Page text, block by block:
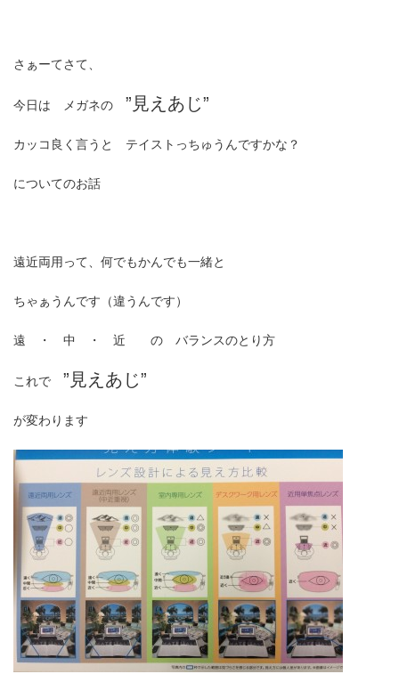
さぁーてさて、
今日は メガネの ”見えあじ”
カッコ良く言うと テイストっちゅうんですかな？
についてのお話
遠近両用って、何でもかんでも一緒と
ちゃぁうんです（違うんです）
遠 ・ 中 ・ 近 の バランスのとり方
これで ”見えあじ”
が変わります